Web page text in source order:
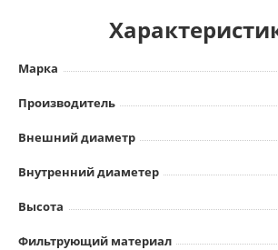
Марка
Производитель
Внешний диаметр
Внутренний диаметер
Высота
Фильтрующий материал